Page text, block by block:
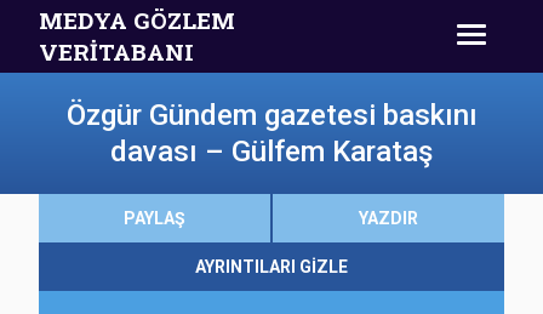
MEDYA GÖZLEM
VERİTABANI
Özgür Gündem gazetesi baskını
davası – Gülfem Karataş
PAYLAŞ YAZDIR
AYRINTILARI GİZLE